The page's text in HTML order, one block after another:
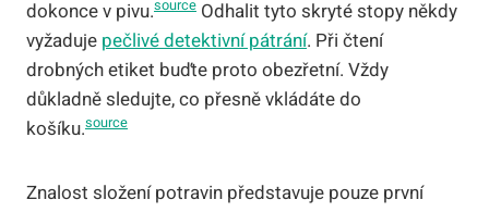
dokonce v pivu.source Odhalit tyto skryté stopy někdy
vyžaduje pečlivé detektivní pátrání. Při čtení
drobných etiket buďte proto obezřetní. Vždy
důkladně sledujte, co přesně vkládáte do
košíku.source
Znalost složení potravin představuje pouze první